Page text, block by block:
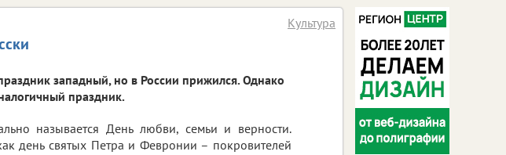
Культура
западный, но в России прижился. Однако
праздник.
называется День любви, семьи и верности.
день святых Петра и Февронии – покровителей